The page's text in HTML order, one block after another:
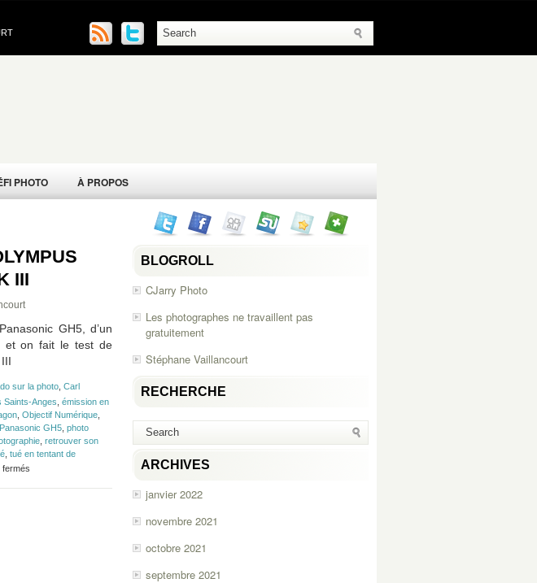
PHOTO À PROPOS
III
GH5, d’un
et on fait le test de
sur la photo Carl
Saints-Anges émission en
Objectif Numérique
Panasonic GH5 photo
retrouver son
tué en tentant de
fermés
#118
BLOGROLL
CJarry Photo
Les photographes ne travaillent pas
gratuitement
Stéphane Vaillancourt
RECHERCHE
ARCHIVES
janvier 2022
novembre 2021
octobre 2021
septembre 2021